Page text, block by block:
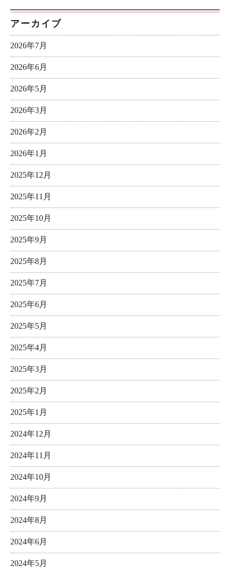
アーカイブ
2026年7月
2026年6月
2026年5月
2026年3月
2026年2月
2026年1月
2025年12月
2025年11月
2025年10月
2025年9月
2025年8月
2025年7月
2025年6月
2025年5月
2025年4月
2025年3月
2025年2月
2025年1月
2024年12月
2024年11月
2024年10月
2024年9月
2024年8月
2024年6月
2024年5月